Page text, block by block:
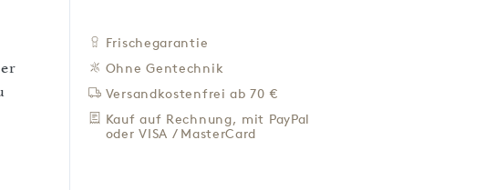
BESCHREIBUNG
HERKUNFT
Frischegarantie
Ohne Gentechnik
Versandkostenfrei ab 70 €
Kauf auf Rechnung, mit PayPal
oder VISA / MasterCard